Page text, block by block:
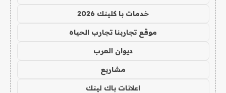
خدمات با كلينك 2026
موقع تجاربنا تجارب الحياه
ديوان العرب
مشاريع
اعلانات باك لينك